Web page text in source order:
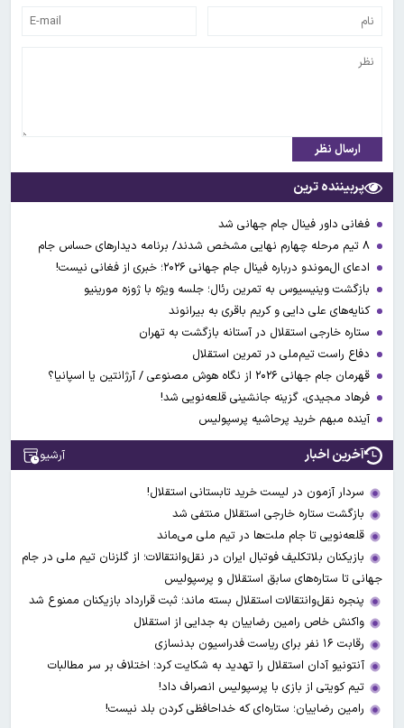
ارسال نظر
پربیننده ترین
فغانی داور فینال جام جهانی شد
ادعای ال‌‍موندو درباره فینال جام جهانی ۲۰۲۶؛ خبری از فغانی نیست!
بازگشت وینیسیوس به تمرین رئال؛ جلسه ویژه با ژوزه مورینیو
کنایه‌های علی دایی و کریم باقری به بیرانوند
ستاره خارجی استقلال در آستانه بازگشت به تهران
دفاع راست تیم‌ملی در تمرین استقلال
قهرمان جام جهانی ۲۰۲۶ از نگاه هوش مصنوعی / آرژانتین یا اسپانیا؟
فرهاد مجیدی، گزینه جانشینی قلعه‌نویی شد!
آینده مبهم خرید پرحاشیه پرسپولیس
آخرین اخبار آرشیو
سردار آزمون در لیست خرید تابستانی استقلال!
بازگشت ستاره خارجی استقلال منتفی شد
قلعه‌نویی تا جام ملت‌ها در تیم ملی می‌ماند
بازیکنان بلاتکلیف فوتبال ایران در نقل‌وانتقالات؛ از گلزنان تیم ملی در جام
جهانی تا ستاره‌های سابق استقلال و پرسپولیس
پنجره نقل‌وانتقالات استقلال بسته ماند؛ ثبت قرارداد بازیکنان ممنوع شد
واکنش خاص رامین رضاییان به جدایی از استقلال
رقابت ۱۶ نفر برای ریاست فدراسیون بدنسازی
آنتونیو آدان استقلال را تهدید به شکایت کرد؛ اختلاف بر سر مطالبات
تیم کویتی از بازی با پرسپولیس انصراف داد!
رامین رضاییان؛ ستاره‌ای که خداحافظی کردن بلد نیست!